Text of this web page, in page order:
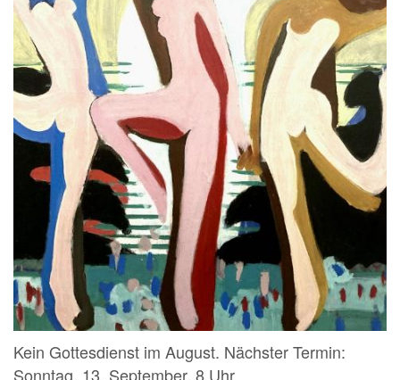
Kein Gottesdienst im August. Nächster Termin:
Sonntag, 13. September, 8 Uhr